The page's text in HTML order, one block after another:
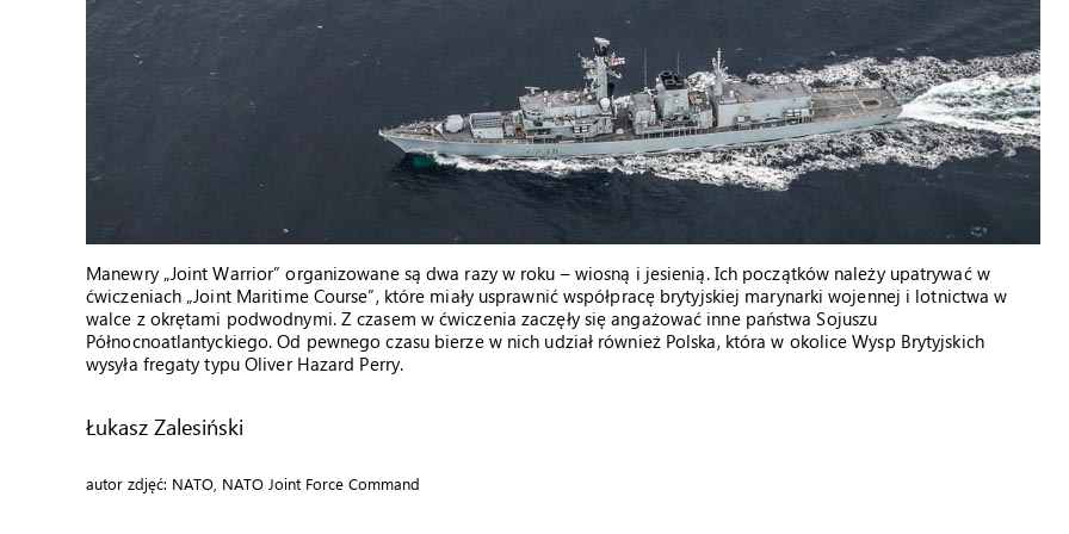
Manewry „Joint Warrior” organizowane są dwa razy w roku – wiosną i jesienią. Ich początków należy upatrywać w
ćwiczeniach „Joint Maritime Course”, które miały usprawnić współpracę brytyjskiej marynarki wojennej i lotnictwa w
walce z okrętami podwodnymi. Z czasem w ćwiczenia zaczęły się angażować inne państwa Sojuszu
Północnoatlantyckiego. Od pewnego czasu bierze w nich udział również Polska, która w okolice Wysp Brytyjskich
wysyła fregaty typu Oliver Hazard Perry.
Łukasz Zalesiński
autor zdjęć: NATO, NATO Joint Force Command